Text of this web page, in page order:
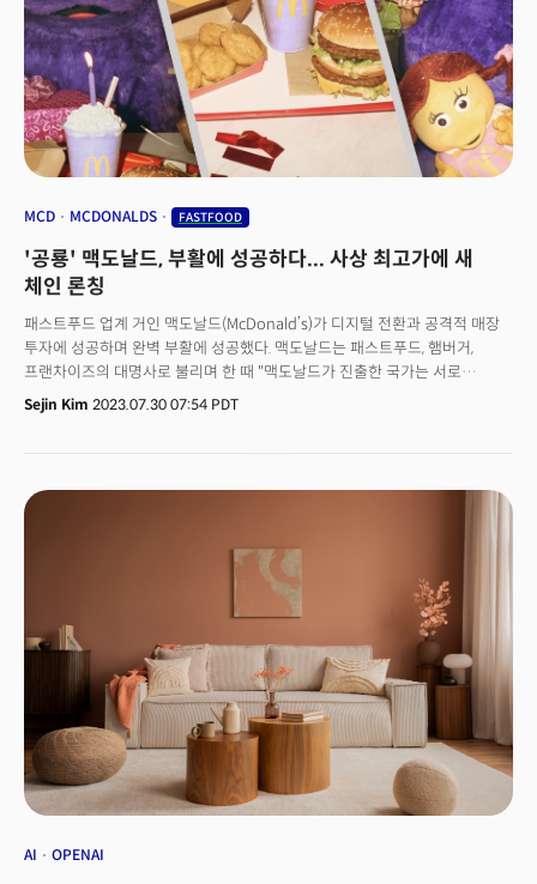
MCD MCDONALDS FASTFOOD
'공룡' 맥도날드, 부활에 성공하다... 사상 최고가에 새
체인 론칭
패스트푸드 업계 거인 맥도날드(McDonald’s)가 디지털 전환과 공격적 매장
투자에 성공하며 완벽 부활에 성공했다. 맥도날드는 패스트푸드, 햄버거,
프랜차이즈의 대명사로 불리며 한 때 "맥도날드가 진출한 국가는 서로
전쟁하지 않는다"며 '미국식 세계화'의 상징으로 인식되기도 했다. 그러나
세계적으로 패스트푸드 경쟁이 치열한 가운데 전략없는 인수합병과 낮은
완벽하게 부활한 것. 그 결과 지난 28일 발표한 2분기 실적도 월가 예상을 깬
가운데 2024년엔 새로운 레스토랑 체인을 오픈한다고 발표, 화제를
주인공이다. 맥도날드가 굳이 옛 캐릭터를 소환한 배경엔 최근 70년대
마스코트 그리머스를 테마로 한 한정판 상품이 인기를 끈 데 있다. 실제
그리머스 상품 호응에 힘입어 올 2분기 맥도날드 실적은 월가의 예상치를
웃돌았다.맥도날드는 어떻게 부활한 것일까?
Sejin Kim 2023.07.30 07:54 PDT
AI OPENAI